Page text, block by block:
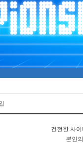
건전한 사
본인